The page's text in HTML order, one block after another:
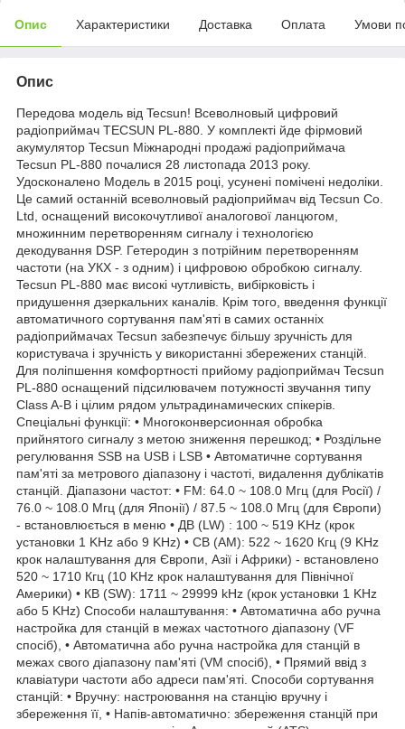
Опис Характеристики Доставка Оплата Умови
Опис
Передова модель від Tecsun! Всеволновый цифровий
радіоприймач TECSUN PL-880. У комплекті йде фірмовий
акумулятор Tecsun Міжнародні продажі радіоприймача
Tecsun PL-880 почалися 28 листопада 2013 року.
Удосконалено Модель в 2015 році, усунені помічені недоліки.
Це самий останній всеволновый радіоприймач від Tecsun Co.
Ltd, оснащений високочутливої аналогової ланцюгом,
множинним перетворенням сигналу і технологією
декодування DSP. Гетеродин з потрійним перетворенням
частоти (на УКХ - з одним) і цифровою обробкою сигналу.
Tecsun PL-880 має високі чутливість, вибірковість і
придушення дзеркальних каналів. Крім того, введення функції
автоматичного сортування пам'яті в самих останніх
радіоприймачах Tecsun забезпечує більшу зручність для
користувача і зручність у використанні збережених станцій.
Для поліпшення комфортності прийому радіоприймач Tecsun
PL-880 оснащений підсилювачем потужності звучання типу
Class A-B і цілим рядом ультрадинамических спікерів.
Спеціальні функції: • Многоконверсионная обробка
прийнятого сигналу з метою зниження перешкод; • Роздільне
регулювання SSB на USB і LSB • Автоматичне сортування
пам'яті за метрового діапазону і частоті, видалення дублікатів
станцій. Діапазони частот: • FM: 64.0 ~ 108.0 Мгц (для Росії) /
76.0 ~ 108.0 Мгц (для Японії) / 87.5 ~ 108.0 Мгц (для Європи)
- встановлюється в меню • ДВ (LW) : 100 ~ 519 KHz (крок
установки 1 KHz або 9 KHz) • СВ (AM): 522 ~ 1620 Кгц (9 KHz
крок налаштування для Європи, Азії і Африки) - встановлено
520 ~ 1710 Кгц (10 KHz крок налаштування для Північної
Америки) • КВ (SW): 1711 ~ 29999 kHz (крок установки 1 KHz
або 5 KHz) Способи налаштування: • Автоматична або ручна
настройка для станцій в межах частотного діапазону (VF
спосіб), • Автоматична або ручна настройка для станцій в
межах свого діапазону пам'яті (VM спосіб), • Прямий ввід з
клавіатури частоти або адреси пам'яті. Способи сортування
станцій: • Вручну: настроювання на станцію вручну і
збереження її, • Напів-автоматично: збереження станцій при